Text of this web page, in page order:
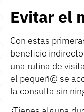
Evitar el
Con estas
beneficio
una rutina de
el pequeñ@ se
la consulta sin